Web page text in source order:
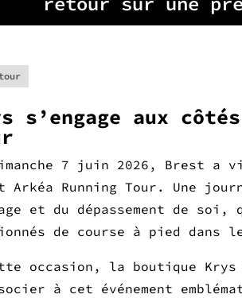
s’engage aux
7 juin 2026, Brest a
Arkéa Running Tour. Une
et du dépassement de
de course à pied dans
occasion, la boutique
à cet événement